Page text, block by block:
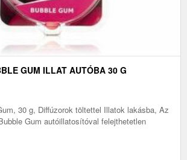
GUM ILLAT AUTÓBA 30 G
30 g, Diffúzorok töltettel Illatok lakásba, Az
Gum autóillatosítóval felejthetetlen